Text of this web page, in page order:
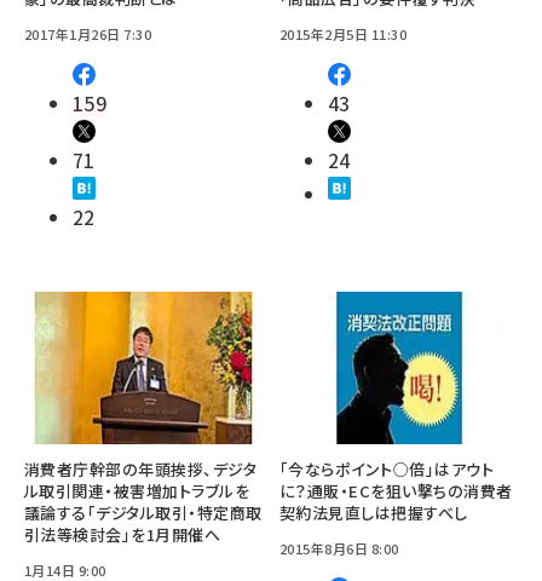
2017年1月26日 7:30
159
71
22
2015年2月5日 11:30
43
24
消費者庁幹部の年頭挨拶、デジタ
ル取引関連・被害増加トラブルを
議論する「デジタル取引・特定商取
引法等検討会」を1月開催へ
1月14日 9:00
「今ならポイント○倍」はアウト
に？通販・ECを狙い撃ちの消費者
契約法見直しは把握すべし
2015年8月6日 8:00